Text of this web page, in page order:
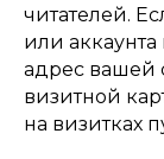
читателей.
или
адрес вашей
визитной
на визитках